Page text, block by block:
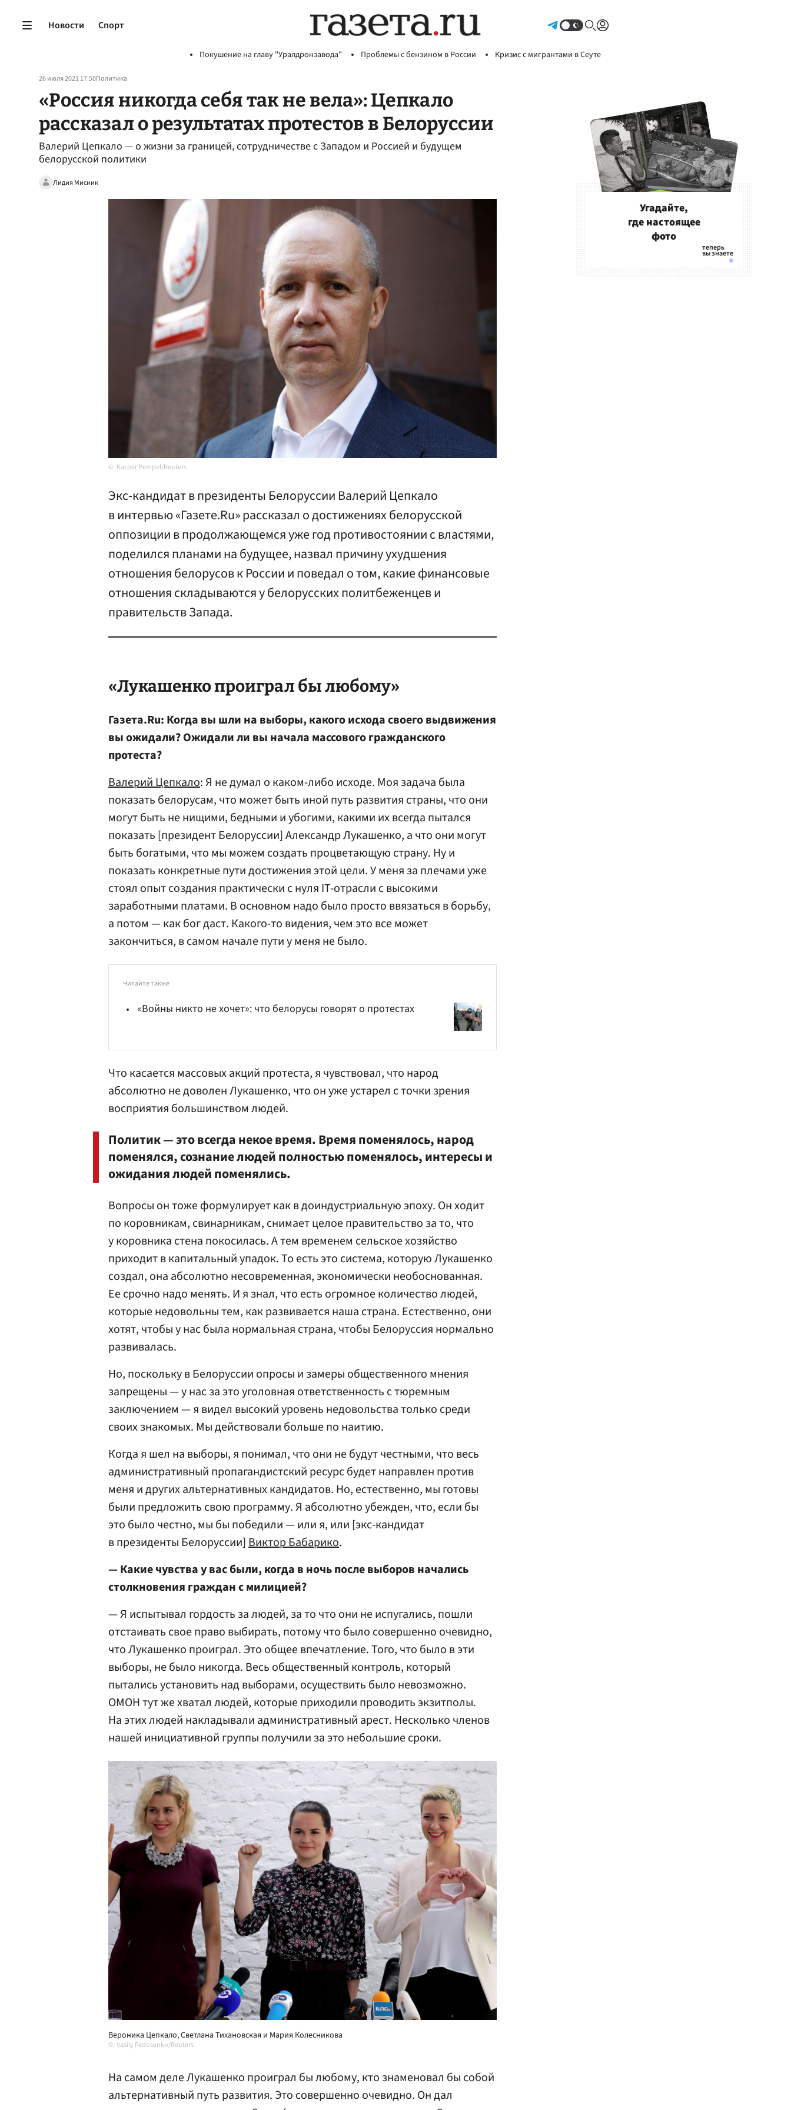
Новости Спорт
Покушение на главу "Уралдронзавода" Проблемы с бензином в России Кризис с мигрантами в Сеуте
26 июля 2021 17:50Политика
«Россия никогда себя так не вела»: Цепкало
рассказал о результатах протестов в Белоруссии
Валерий Цепкало — о жизни за границей, сотрудничестве с Западом и Россией и будущем
белорусской политики
Лидия Мисник
Kacper Pempel/Reuters
Экс-кандидат в президенты Белоруссии Валерий Цепкало
в интервью «Газете.Ru» рассказал о достижениях белорусской
оппозиции в продолжающемся уже год противостоянии с властями,
поделился планами на будущее, назвал причину ухудшения
отношения белорусов к России и поведал о том, какие финансовые
отношения складываются у белорусских политбеженцев и
правительств Запада.
«Лукашенкопроиграл бы любому»
Газета.Ru: Когда вы шли на выборы, какого исхода своего выдвижения
вы ожидали? Ожидали ли вы начала массового гражданского
протеста?
Валерий Цепкало: Я не думал о каком-либо исходе. Моя задача была
показать белорусам, что может быть иной путь развития страны, что они
могут быть не нищими, бедными и убогими, какими их всегда пытался
показать [президент Белоруссии] Александр Лукашенко, а что они могут
быть богатыми, что мы можем создать процветающую страну. Ну и
показать конкретные пути достижения этой цели. У меня за плечами уже
стоял опыт создания практически с нуля IT-отрасли с высокими
заработными платами. В основном надо было просто ввязаться в борьбу,
а потом — как бог даст. Какого-то видения, чем это все может
закончиться, в самом начале пути у меня не было.
Читайте также
«Войны никто не хочет»: что белорусы говорят о протестах
Что касается массовых акций протеста, я чувствовал, что народ
абсолютно не доволен Лукашенко, что он уже устарел с точки зрения
восприятия большинством людей.
Политик — это всегда некое время. Время поменялось, народ
поменялся, сознание людей полностью поменялось, интересы и
ожидания людей поменялись.
Вопросы он тоже формулирует как в доиндустриальную эпоху. Он ходит
по коровникам, свинарникам, снимает целое правительство за то, что
у коровника стена покосилась. А тем временем сельское хозяйство
приходит в капитальный упадок. То есть это система, которую Лукашенко
создал, она абсолютно несовременная, экономически необоснованная.
Ее срочно надо менять. И я знал, что есть огромное количество людей,
которые недовольны тем, как развивается наша страна. Естественно, они
хотят, чтобы у нас была нормальная страна, чтобы Белоруссия нормально
развивалась.
Но, поскольку в Белоруссии опросы и замеры общественного мнения
запрещены — у нас за это уголовная ответственность с тюремным
заключением — я видел высокий уровень недовольства только среди
своих знакомых. Мы действовали больше по наитию.
Когда я шел на выборы, я понимал, что они не будут честными, что весь
административный пропагандистский ресурс будет направлен против
меня и других альтернативных кандидатов. Но, естественно, мы готовы
были предложить свою программу. Я абсолютно убежден, что, если бы
это было честно, мы бы победили — или я, или [экс-кандидат
в президенты Белоруссии]Виктор Бабарико.
— Какие чувства у вас были, когда в ночь после выборов начались
столкновения граждан с милицией?
— Я испытывал гордость за людей, за то что они не испугались, пошли
отстаивать свое право выбирать, потому что было совершенно очевидно,
что Лукашенко проиграл. Это общее впечатление. Того, что было в эти
выборы, не было никогда. Весь общественный контроль, который
пытались установить над выборами, осуществить было невозможно.
ОМОН тут же хватал людей, которые приходили проводить экзитполы.
На этих людей накладывали административный арест. Несколько членов
нашей инициативной группы получили за это небольшие сроки.
Вероника Цепкало, Cветлана Тихановская и Мария Колесникова
Vasily Fedosenko/Reuters
На самом деле Лукашенко проиграл бы любому, кто знаменовал бы собой
альтернативный путь развития. Это совершенно очевидно. Он дал
Угадайте,
где настоящее
фото